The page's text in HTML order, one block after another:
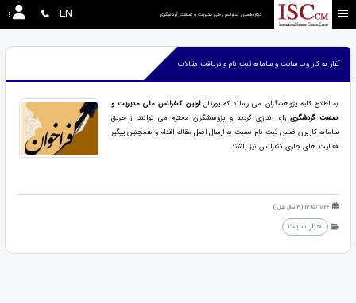
دوازدهمین کنفرانس ملی مدیریت و صنعت گردشگری EN
آغاز به کار وب سایت و سامانه ثبت نام و دریافت مقالات
به اطلاع کلیه پژوهشگران می رساند که پورتالاولین کنفرانس ملی مدیریت و
صنعت گردشگریراه اندازی گردید و پژوهشگران محترم می توانند از طریق
سامانه کاربران ضمن ثبت نام نسبت به ارسال اصل مقاله اقدام و همچنین پیگیر
فعالیت های جاری کنفرانس نیز باشند.
1395/11/26 (3 سال قبل )
اخبار سایت